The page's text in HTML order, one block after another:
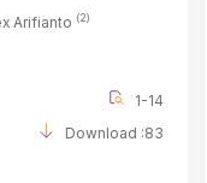
Arifianto (2)
1-14
Download :83